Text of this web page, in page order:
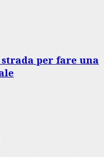
per fare una